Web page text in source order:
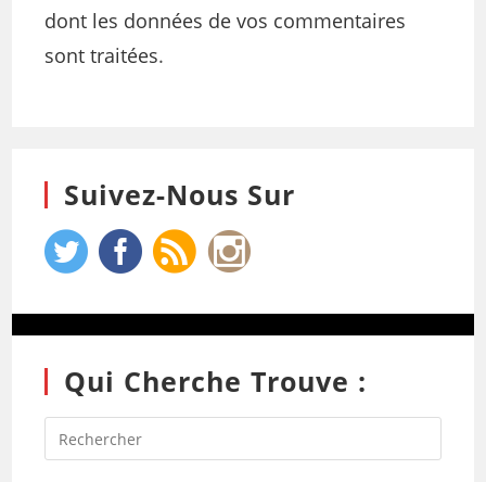
dont les données de vos commentaires
sont traitées.
Suivez-Nous Sur
Qui Cherche Trouve :